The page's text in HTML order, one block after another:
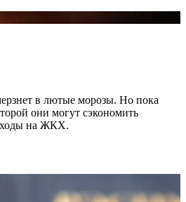
в лютые морозы. Но пока
они могут сэкономить
на ЖКХ.